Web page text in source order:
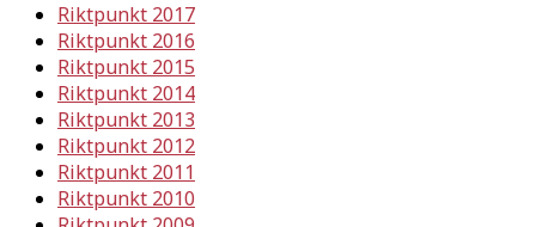
Riktpunkt 2017
Riktpunkt 2016
Riktpunkt 2015
Riktpunkt 2014
Riktpunkt 2013
Riktpunkt 2012
Riktpunkt 2011
Riktpunkt 2010